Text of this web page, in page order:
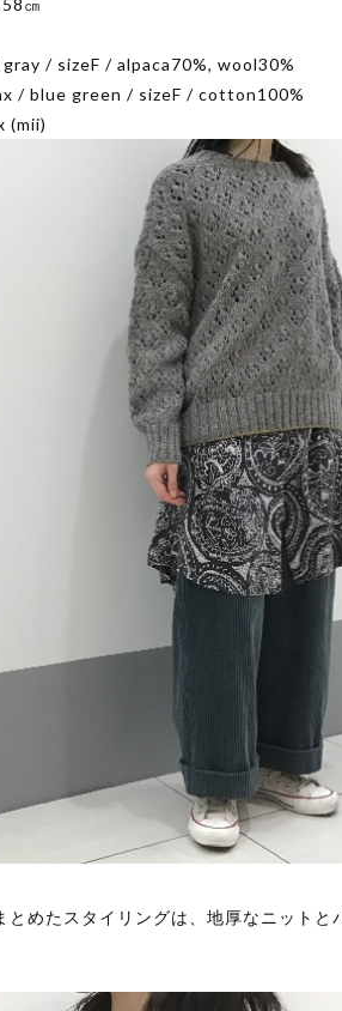
㎝
/ sizeF / alpaca70%, wool30%
/ blue green / sizeF / cotton100%
(mii)
とめたスタイリングは、地厚なニットと